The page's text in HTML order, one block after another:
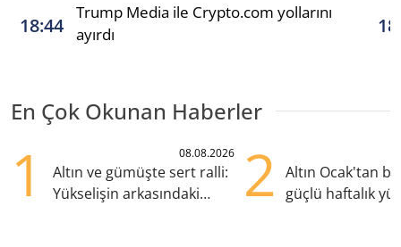
18:44
Trump Media ile Crypto.com yollarını
ayırdı
En Çok Okunan Haberler
1 08.08.2026
Altın ve gümüşte sert ralli:
Yükselişin arkasındaki
2
Altın Ocak'tan
güçlü haftalık